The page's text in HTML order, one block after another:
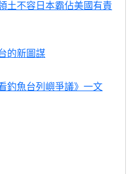
土不容日本霸佔美國有責
的新圖謀
釣魚台列嶼爭議》一文